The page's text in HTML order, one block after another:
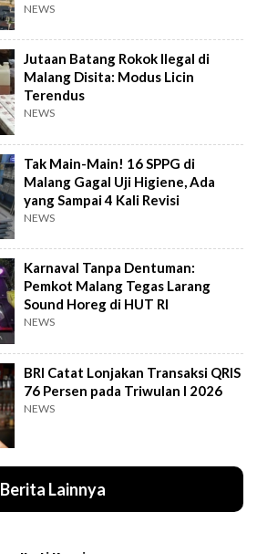
NEWS
Jutaan Batang Rokok Ilegal di
Malang Disita: Modus Licin
Terendus
NEWS
Tak Main-Main! 16 SPPG di
Malang Gagal Uji Higiene, Ada
yang Sampai 4 Kali Revisi
NEWS
Karnaval Tanpa Dentuman:
Pemkot Malang Tegas Larang
Sound Horeg di HUT RI
NEWS
BRI Catat Lonjakan Transaksi QRIS
76 Persen pada Triwulan I 2026
NEWS
Berita Lainnya